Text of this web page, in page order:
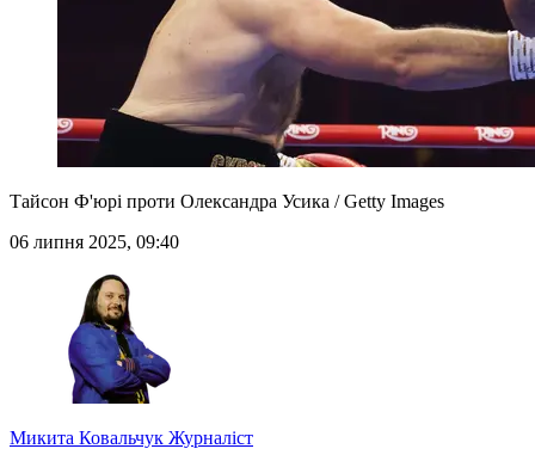
Тайсон Ф'юрі проти Олександра Усика / Getty Images
06 липня 2025, 09:40
Микита Ковальчук Журналіст